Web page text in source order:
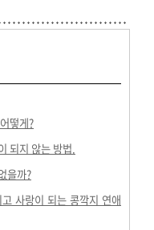
떻게?
되지 않는 방법.
을까?
사랑이 되는 콩깍지 연애